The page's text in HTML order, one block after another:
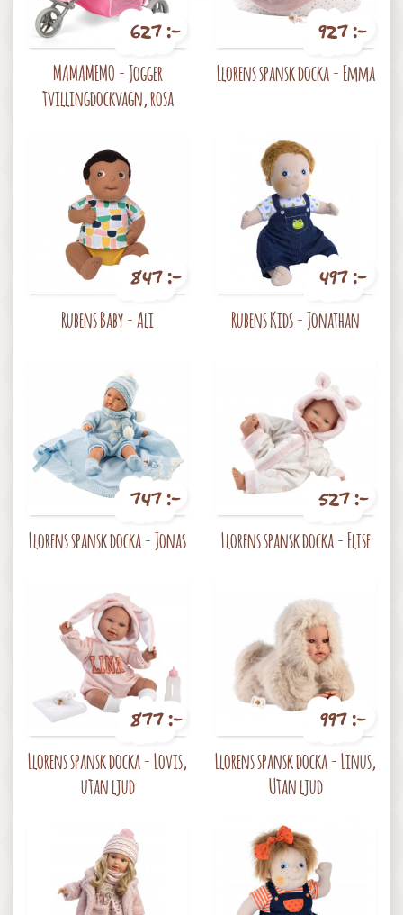
627 :-
MAMAMEMO - Jogger
tvillingdockvagn, rosa
927 :-
Llorens spansk docka - Emma
847 :-
Rubens Baby - Ali
497 :-
Rubens Kids - Jonathan
747 :-
Llorens spansk docka - Jonas
527 :-
Llorens spansk docka - Elise
877 :-
Llorens spansk docka - Lovis,
utan ljud
997 :-
Llorens spansk docka - Linus,
Utan ljud